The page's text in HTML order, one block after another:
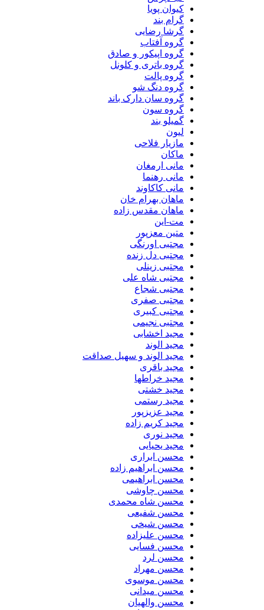
کیوان پویا
گرام بند
گرشا رضایی
گروه آفتاب
گروه اپیکور و صادق
گروه باتری و کلونل
گروه پالت
گروه دنگ شو
گروه سان دارک باند
گروه سون
گمیلو بند
لیون
مازیار فلاحی
ماکان
مانی ارمغان
مانی رهنما
مانی کاکاوند
ماهان بهرام خان
ماهان مقدس زاده
مت-این
متین معزپور
مجتبی اورنگی
مجتبی دل زنده
مجتبی زینلی
مجتبی شاه علی
مجتبی شجاع
مجتبی صفری
مجتبی کبیری
مجتبی نجیمی
مجید اخشابی
مجید الوند‎
مجید الوند و سهیل صداقت
مجید باقری
مجید خراطها
مجید خشتی
مجید رستمی
مجید عزیزپور
مجید کریم زاده
مجید نوری
مجید یحیایی
محسن ابراری
محسن ابراهیم زاده
محسن ابراهیمی
محسن چاوشی
محسن شاه محمدی
محسن شفیعی
محسن شیخی
محسن علیزاده
محسن فسایی
محسن لرد
محسن مهراد
محسن موسوی
محسن میدانی
محسن والهیان